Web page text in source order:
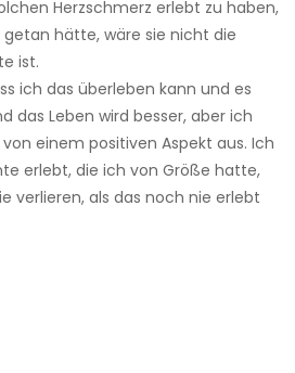
Herzschmerz erlebt zu haben,
hätte, wäre sie nicht die
ist.
ich das überleben kann und es
das Leben wird besser, aber ich
einem positiven Aspekt aus. Ich
erlebt, die ich von Größe hatte,
verlieren, als das noch nie erlebt